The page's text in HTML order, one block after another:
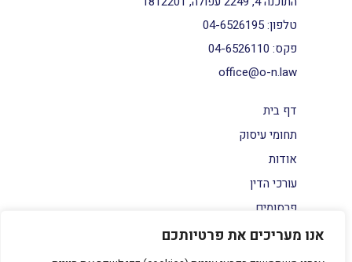
אנו מעריכים את פרטיותכם
דף בית
תחומי עיסוק
אודות
עורכי הדין
פרסומים
צור קשר
טלפון:04-6526195
פקס: 04-6526110
office@o-n.law